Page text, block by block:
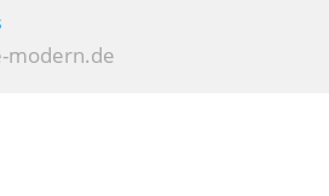
modern.de